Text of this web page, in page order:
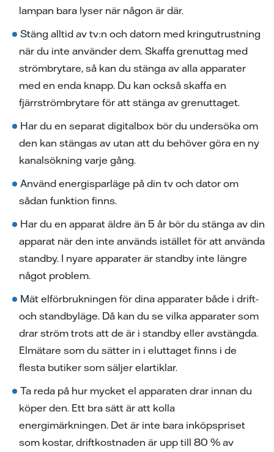
lampan bara lyser när någon är där.
Stäng alltid av tv:n och datorn med kringutrustning
när du inte använder dem. Skaffa grenuttag med
strömbrytare, så kan du stänga av alla apparater
med en enda knapp. Du kan också skaffa en
fjärrströmbrytare för att stänga av grenuttaget.
Har du en separat digitalbox bör du undersöka om
den kan stängas av utan att du behöver göra en ny
kanalsökning varje gång.
Använd energisparläge på din tv och dator om
sådan funktion finns.
Har du en apparat äldre än 5 år bör du stänga av din
apparat när den inte används istället för att använda
standby. I nyare apparater är standby inte längre
något problem.
Mät elförbrukningen för dina apparater både i drift-
och standbyläge. Då kan du se vilka apparater som
drar ström trots att de är i standby eller avstängda.
Elmätare som du sätter in i eluttaget finns i de
flesta butiker som säljer elartiklar.
Ta reda på hur mycket el apparaten drar innan du
köper den. Ett bra sätt är att kolla
energimärkningen. Det är inte bara inköpspriset
som kostar, driftkostnaden är upp till 80 % av